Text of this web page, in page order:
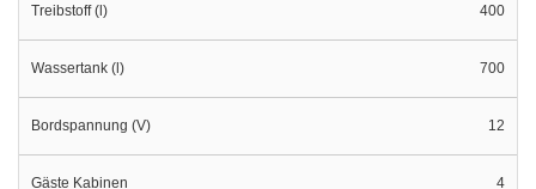
Treibstoff (l) 400
Wassertank (l) 700
Bordspannung (V) 12
Gäste Kabinen 4